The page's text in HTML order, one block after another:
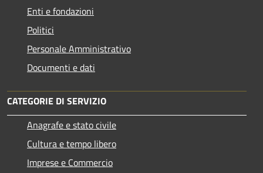
Enti e fondazioni
Politici
Personale Amministrativo
Documenti e dati
CATEGORIE DI SERVIZIO
Anagrafe e stato civile
Cultura e tempo libero
Imprese e Commercio